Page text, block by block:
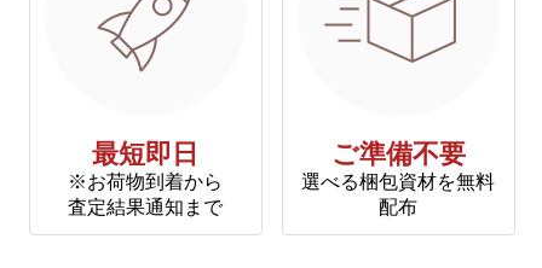
最短即日
※お荷物到着から
査定結果通知まで
ご準備不要
選べる梱包資材を無料
配布